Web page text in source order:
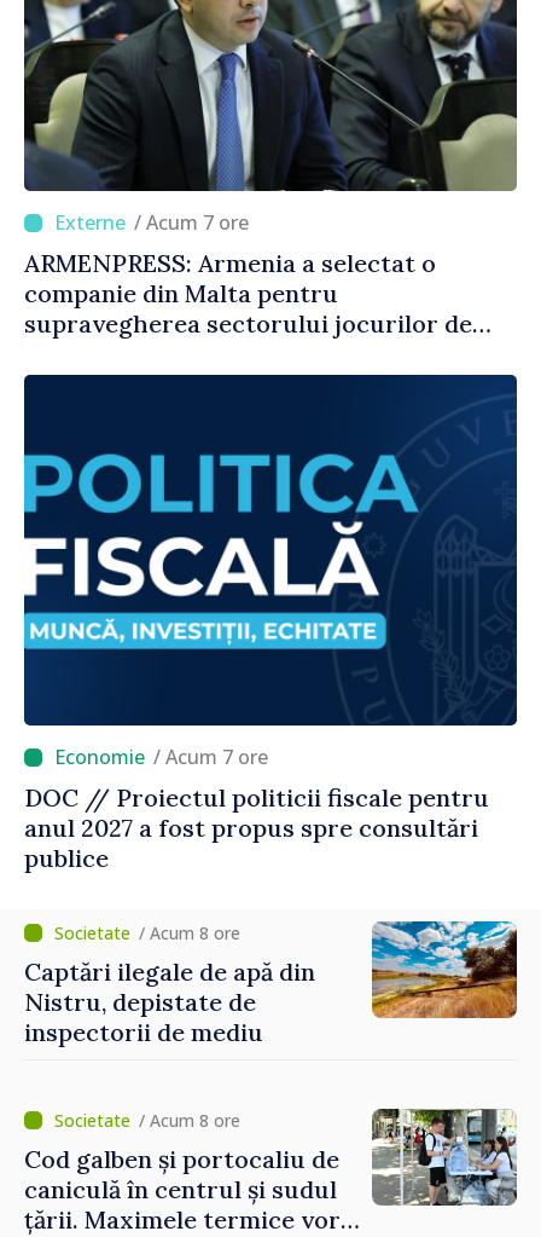
/ Acum 7 ore
ARMENPRESS: Armenia a selectat o
companie din Malta pentru
supravegherea sectorului jocurilor de
/ Acum 7 ore
DOC // Proiectul politicii fiscale pentru
anul 2027 a fost propus spre consultări
publice
/ Acum 8 ore
Captări ilegale de apă din
Nistru, depistate de
inspectorii de mediu
/ Acum 8 ore
Cod galben și portocaliu de
caniculă în centrul și sudul
țării. Maximele termice vor